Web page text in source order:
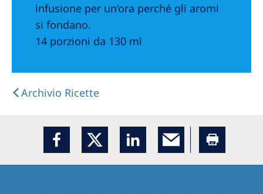
infusione per un’ora perché gli aromi
si fondano.
14 porzioni da 130 ml
Archivio Ricette